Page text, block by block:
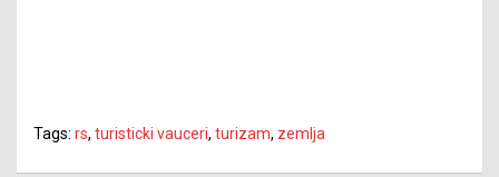
Tags: rs, turisticki vauceri, turizam, zemlja